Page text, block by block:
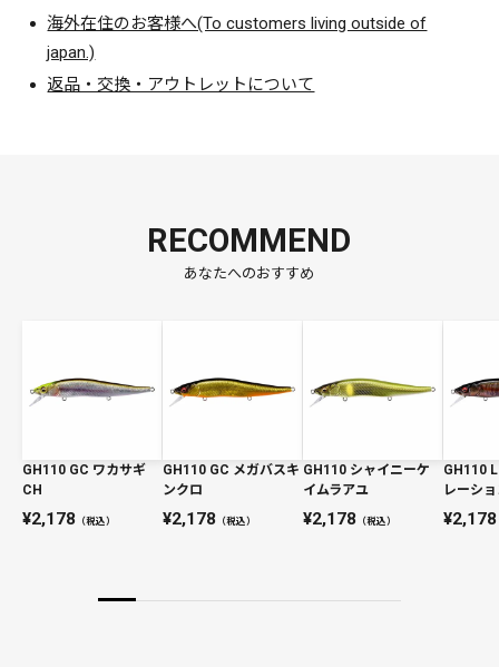
海外在住のお客様へ(To customers living outside of
japan.)
返品・交換・アウトレットについて
RECOMMEND
あなたへのおすすめ
GH110 GC ワカサギ
CH
2,178 （税込）
GH110 GC メガバスキ
ンクロ
2,178 （税込）
GH110 シャイニーケ
イムラアユ
2,178 （税込）
GH110
レーシ
2,178